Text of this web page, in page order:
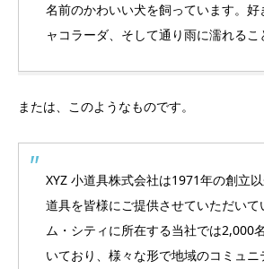
名前のかわいい犬を飼っています。好
ャコラーダ、そして通り雨に濡れるこ
または、このようなものです。
XYZ 小道具株式会社は1971年の創立
道具を皆様にご提供させていただい
ム・シティに所在する当社では2,000
いており、様々な形で地域のコミュニ